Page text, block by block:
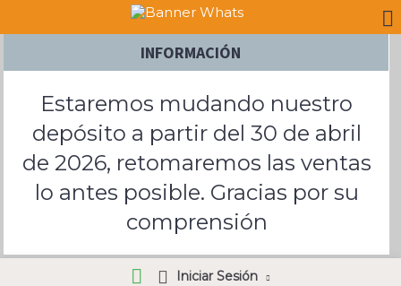
INFORMACIÓN
Estaremos mudando nuestro
depósito a partir del 30 de abril
de 2026, retomaremos las ventas
lo antes posible. Gracias por su
comprensión
Iniciar Sesión